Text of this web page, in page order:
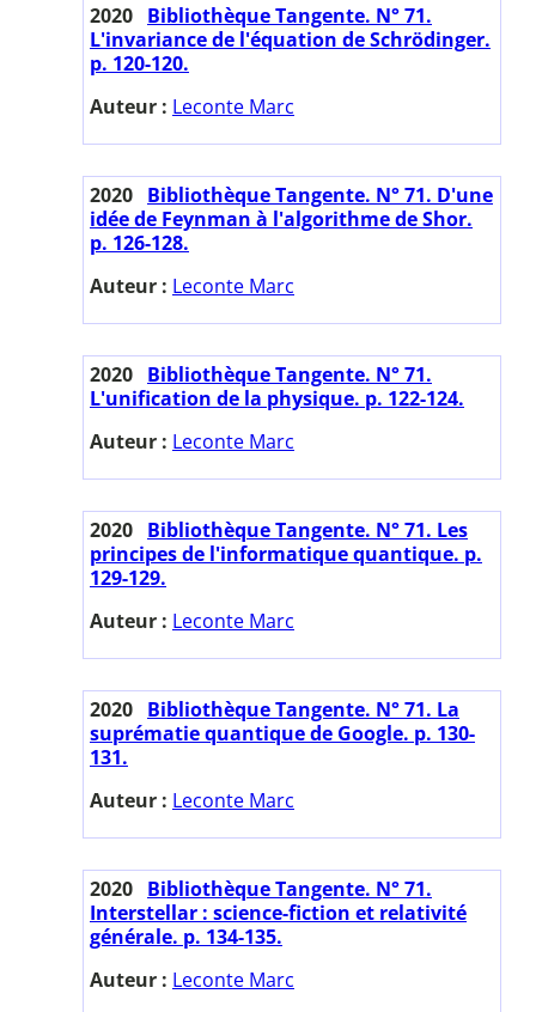
2020 Bibliothèque Tangente. N° 71.
L'invariance de l'équation de Schrödinger.
p. 120-120.
Auteur : Leconte Marc
2020 Bibliothèque Tangente. N° 71. D'une
idée de Feynman à l'algorithme de Shor.
p. 126-128.
Auteur : Leconte Marc
2020 Bibliothèque Tangente. N° 71.
L'unification de la physique. p. 122-124.
Auteur : Leconte Marc
2020 Bibliothèque Tangente. N° 71. Les
principes de l'informatique quantique. p.
129-129.
Auteur : Leconte Marc
2020 Bibliothèque Tangente. N° 71. La
suprématie quantique de Google. p. 130-
131.
Auteur : Leconte Marc
2020 Bibliothèque Tangente. N° 71.
Interstellar : science-fiction et relativité
générale. p. 134-135.
Auteur : Leconte Marc